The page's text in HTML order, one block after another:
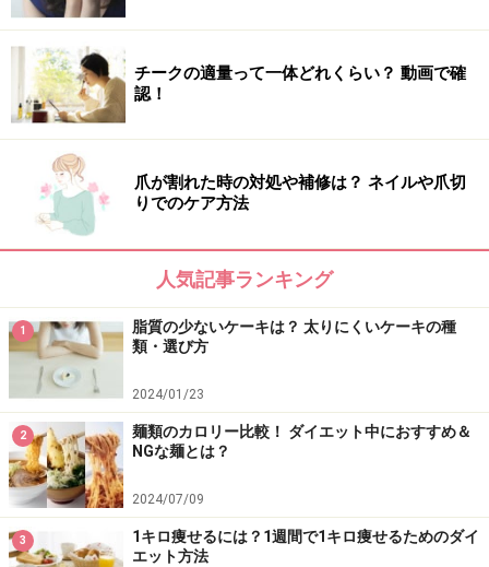
チークの適量って一体どれくらい？ 動画で確
認！
爪が割れた時の対処や補修は？ ネイルや爪切
りでのケア方法
人気記事ランキング
1
脂質の少ないケーキは？ 太りにくいケーキの種
類・選び方
2024/01/23
2
麺類のカロリー比較！ ダイエット中におすすめ＆
NGな麺とは？
2024/07/09
3
1キロ痩せるには？1週間で1キロ痩せるためのダイ
エット方法